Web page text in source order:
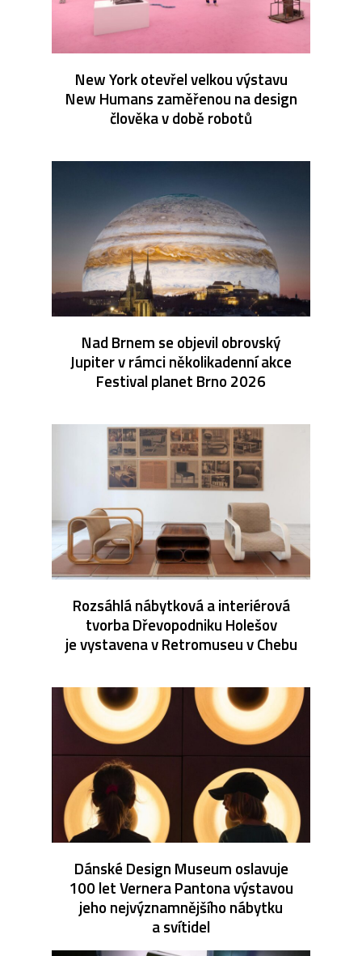
New York otevřel velkou výstavu
New Humans zaměřenou na design
člověka v době robotů
Nad Brnem se objevil obrovský
Jupiter v rámci několikadenní akce
Festival planet Brno 2026
Rozsáhlá nábytková a interiérová
tvorba Dřevopodniku Holešov
je vystavena v Retromuseu v Chebu
Dánské Design Museum oslavuje
100 let Vernera Pantona výstavou
jeho nejvýznamnějšího nábytku
a svítidel